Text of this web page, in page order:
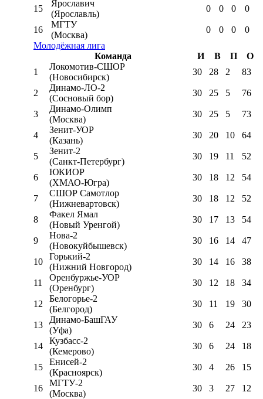
15
Ярославич
(Ярославль)
0 0 0 0
16
МГТУ
(Москва)
0 0 0
0
Молодёжная лига
Команда
И В П
О
1
Локомотив-CШОР
(Новосибирск)
30 28 2 83
2
Динамо-ЛО-2
(Сосновый бор)
30 25 5 76
3
Динамо-Олимп
(Москва)
30 25 5 73
4
Зенит-УОР
(Казань)
30 20 10 64
5
Зенит-2
(Санкт-Петербург)
30 19 11 52
6
ЮКИОР
(ХМАО-Югра)
30 18 12 54
7
СШОР Самотлор
(Нижневартовск)
30 18 12 52
8
Факел Ямал
(Новый Уренгой)
30 17 13 54
9
Нова-2
(Новокуйбышевск)
30 16 14 47
10
Горький-2
(Нижний Новгород)
30 14 16 38
11
Оренбуржье-УОР
(Оренбург)
30 12 18 34
12
Белогорье-2
(Белгород)
30 11 19 30
13
Динамо-БашГАУ
(Уфа)
30 6 24 23
14
Кузбасс-2
(Кемерово)
30 6 24 18
15
Енисей-2
(Красноярск)
30 4 26 15
16
МГТУ-2
(Москва)
30 3 27 12